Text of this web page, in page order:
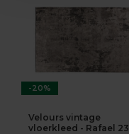
-20%
Velours vintage
vloerkleed - Rafael 23